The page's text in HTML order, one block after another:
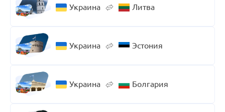
Украина Литва
Украина Эстония
Украина Болгария